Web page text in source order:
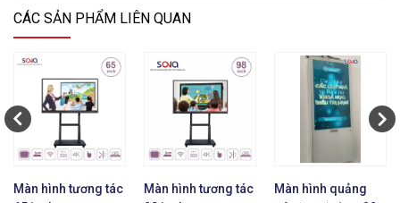
CÁC SẢN PHẨM LIÊN QUAN
Màn hình tương tác
Màn hình tương tác
Màn hình quảng